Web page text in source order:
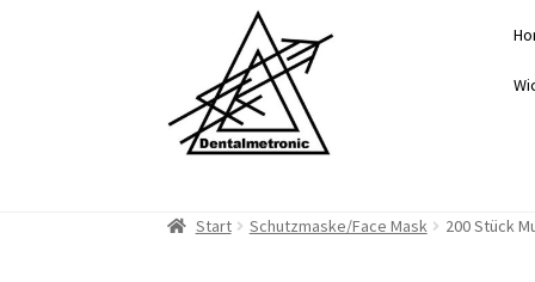
Navigation
springen
springen
Start Schutzmaske/Face Mask 200 Stück